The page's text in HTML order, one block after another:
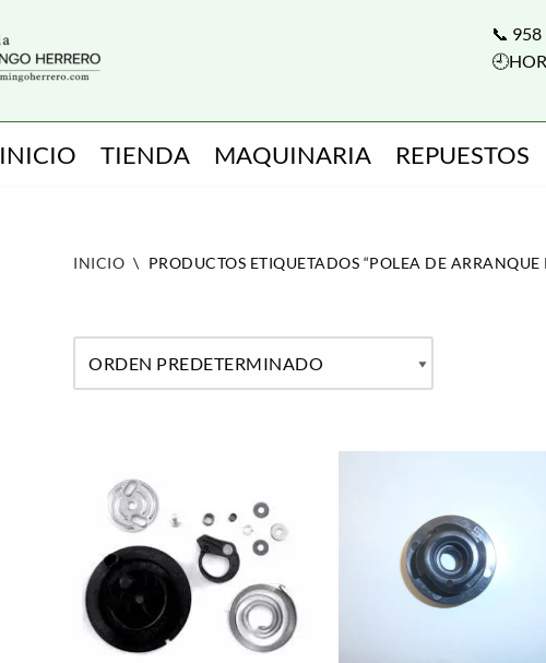
📞
INICIO TIENDA MAQUINARIA REPUESTOS
INICIO \ PRODUCTOS ETIQUETADOS “POLEA DE